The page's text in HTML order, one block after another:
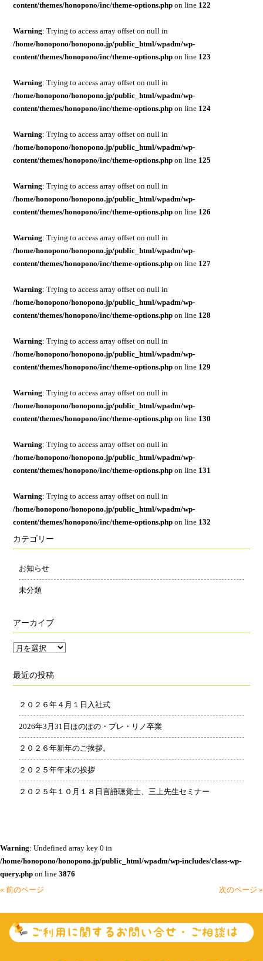
content/themes/honopono/inc/theme-options.phpon line 122
Warning: Trying to access array offset on null in
/home/honopono/honopono.jp/public_html/wpadm/wp-
content/themes/honopono/inc/theme-options.phpon line 123
Warning: Trying to access array offset on null in
/home/honopono/honopono.jp/public_html/wpadm/wp-
content/themes/honopono/inc/theme-options.phpon line 124
Warning: Trying to access array offset on null in
/home/honopono/honopono.jp/public_html/wpadm/wp-
content/themes/honopono/inc/theme-options.phpon line 125
Warning: Trying to access array offset on null in
/home/honopono/honopono.jp/public_html/wpadm/wp-
content/themes/honopono/inc/theme-options.phpon line 126
Warning: Trying to access array offset on null in
/home/honopono/honopono.jp/public_html/wpadm/wp-
content/themes/honopono/inc/theme-options.phpon line 127
Warning: Trying to access array offset on null in
/home/honopono/honopono.jp/public_html/wpadm/wp-
content/themes/honopono/inc/theme-options.phpon line 128
Warning: Trying to access array offset on null in
/home/honopono/honopono.jp/public_html/wpadm/wp-
content/themes/honopono/inc/theme-options.phpon line 129
Warning: Trying to access array offset on null in
/home/honopono/honopono.jp/public_html/wpadm/wp-
content/themes/honopono/inc/theme-options.phpon line 130
Warning: Trying to access array offset on null in
/home/honopono/honopono.jp/public_html/wpadm/wp-
content/themes/honopono/inc/theme-options.phpon line 131
Warning: Trying to access array offset on null in
/home/honopono/honopono.jp/public_html/wpadm/wp-
content/themes/honopono/inc/theme-options.phpon line 132
カテゴリー
お知らせ
未分類
アーカイブ
ア
カ
最近の投稿
２０２６年４月１日入社式
2026年3月31日ほのぽの・プレ・リノ卒業
２０２６年新年のご挨拶。
２０２５年年末の挨拶
２０２５年１０月１８日言語聴覚士、三上先生セミナー
Warning: Undefined array key 0 in
/home/honopono/honopono.jp/public_html/wpadm/wp-includes/class-wp-
query.php on line 3876
« 前のページ
次のページ »